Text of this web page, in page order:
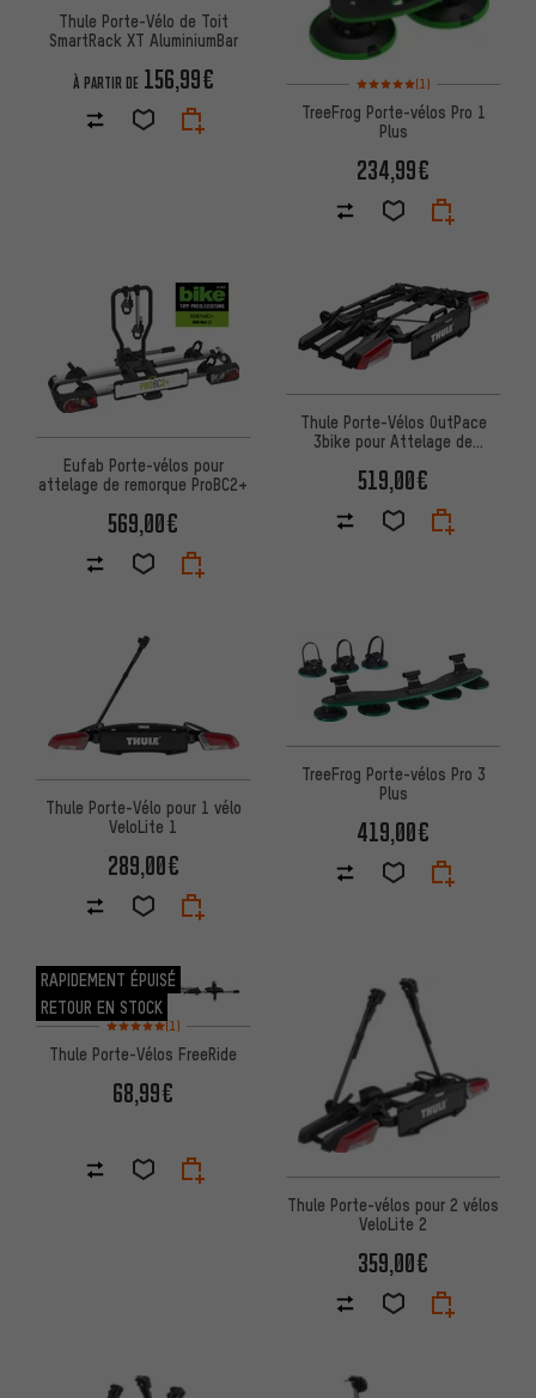
Thule Porte-Vélo de Toit
SmartRack XT AluminiumBar
À PARTIR DE 156,99€ Note moyenne : 5 sur 5
(1)
TreeFrog Porte-vélos Pro 1
Plus
234,99€
Eufab Porte-vélos pour
attelage de remorque ProBC2+
569,00€
Thule Porte-Vélos OutPace
3bike pour Attelage de
519,00€
Thule Porte-Vélo pour 1 vélo
VeloLite 1
289,00€
TreeFrog Porte-vélos Pro 3
Plus
419,00€
RAPIDEMENT ÉPUISÉ
RETOUR EN STOCK
Note moyenne : 5 sur 5 d'après 1 avis
(1)
Thule Porte-Vélos FreeRide
68,99€
Thule Porte-vélos pour 2 vélos
VeloLite 2
359,00€